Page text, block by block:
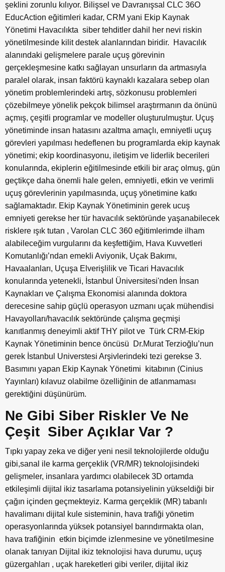
şeklini zorunlu kılıyor. Bilişsel ve Davranışsal CLC 36O
EducAction eğitimleri kadar, CRM yani Ekip Kaynak
Yönetimi Havacılıkta siber tehditler dahil her nevi riskin
yönetilmesinde kilit destek alanlarından biridir. Havacılık
alanındaki gelişmelere parale uçuş görevinin
gerçekleşmesine katkı sağlayan unsurların da artmasıyla
paralel olarak, insan faktörü kaynaklı kazalara sebep olan
yönetim problemlerindeki artış, sözkonusu problemleri
çözebilmeye yönelik pekçok bilimsel araştırmanın da önünü
açmış, çeşitli programlar ve modeller oluşturulmuştur. Uçuş
yönetiminde insan hatasını azaltma amaçlı, emniyetli uçuş
görevleri yapılması hedeflenen bu programlarda ekip kaynak
yönetimi; ekip koordinasyonu, iletişim ve liderlik becerileri
konularında, ekiplerin eğitilmesinde etkili bir araç olmuş, gün
geçtikçe daha önemli hale gelen, emniyetli, etkin ve verimli
uçuş görevlerinin yapılmasında, uçuş yönetimine katkı
sağlamaktadır. Ekip Kaynak Yönetiminin gerek ucuş
emniyeti gerekse her tür havacılık sektöründe yaşanabilecek
risklere ışık tutan , Varolan CLC 360 eğitimlerimde ilham
alabileceğim vurgularını da keşfettiğim, Hava Kuvvetleri
Komutanlığı’ndan emekli Aviyonik, Uçak Bakımı,
Havaalanları, Uçuşa Elverişlilik ve Ticari Havacılık
konularında yetenekli, İstanbul Üniversitesi'nden İnsan
Kaynakları ve Çalışma Ekonomisi alanında doktora
derecesine sahip güçlü operasyon uzmanı uçak mühendisi
Havayolları/havacılık sektöründe çalışma geçmişi
kanıtlanmış deneyimli aktif THY pilot ve Türk CRM-Ekip
Kaynak Yönetiminin bence öncüsü Dr.Murat Terzioğlu’nun
gerek İstanbul Universtesi Arşivlerindeki tezi gerekse 3.
Basımını yapan Ekip Kaynak Yönetimi kitabının (Cinius
Yayınları) kılavuz olabilme özelliğinin de atlanmaması
gerektiğini düşünürüm.
Ne Gibi Siber Riskler Ve Ne
Çeşit Siber Açıklar Var ?
Tıpkı yapay zeka ve diğer yeni nesil teknolojilerde olduğu
gibi,sanal ile karma gerçeklik (VR/MR) teknolojisindeki
gelişmeler, insanlara yardımcı olabilecek 3D ortamda
etkileşimli dijital ikiz tasarlama potansiyelinin yükseldiği bir
çağın içinden geçmekteyiz. Karma gerçeklik (MR) tabanlı
havalimanı dijital kule sisteminin, hava trafiği yönetim
operasyonlarında yüksek potansiyel barındırmakta olan,
hava trafiğinin etkin biçimde izlenmesine ve yönetilmesine
olanak tanıyan Dijital ikiz teknolojisi hava durumu, uçuş
güzergahları , uçak hareketleri gibi veriler, dijital ikiz